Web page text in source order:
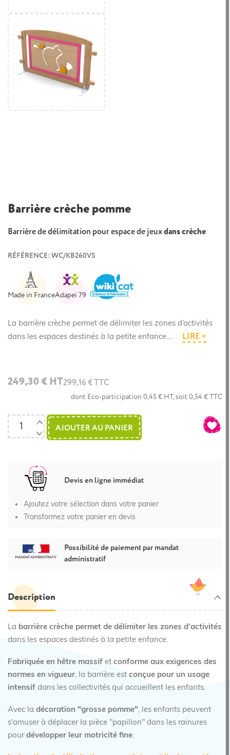
Barrière crèche pomme
Barrière de délimitation pour espace de jeuxdans crèche
RÉFÉRENCE: WC/KB260VS
Made in FranceAdapei 79
La barrière crèche permet de délimiter les zones d’activités
dans les espaces destinés à la petite enfance....
LIRE +
249,30 € HT299,16 € TTC
dont Eco-participation 0,45 € HT, soit 0,54 € TTC
AJOUTER AU PANIER
Devis en ligne immédiat
Ajoutez votre sélection dans votre panier
Transformez votre panier en devis
Possibilité de paiement par mandat
administratif
Description
La barrière crèche permet de délimiter les zones d’activités
dans les espaces destinés à la petite enfance.
Fabriquée en hêtre massif et conforme aux exigences des
normes en vigueur, la barrière est conçue pour un usage
intensif dans les collectivités qui accueillent les enfants.
Avec la décoration "grosse pomme", les enfants peuvent
s'amuser à déplacer la pièce "papillon" dans les rainures
pourdévelopper leur motricité fine.